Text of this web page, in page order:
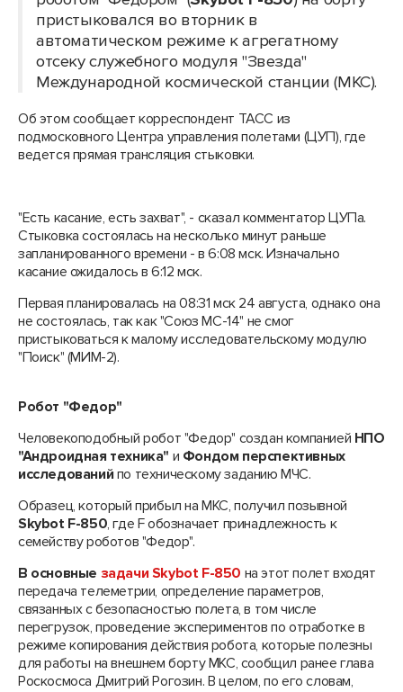
пристыковался во вторник в
автоматическом режиме к агрегатному
отсеку служебного модуля "Звезда"
Международной космической станции (МКС).
Об этом сообщает корреспондент ТАСС из
подмосковного Центра управления полетами (ЦУП), где
ведется прямая трансляция стыковки.
"Есть касание, есть захват", - сказал комментатор ЦУПа.
Стыковка состоялась на несколько минут раньше
запланированного времени - в 6:08 мск. Изначально
касание ожидалось в 6:12 мск.
Первая планировалась на 08:31 мск 24 августа, однако она
не состоялась, так как "Союз МС-14" не смог
пристыковаться к малому исследовательскому модулю
"Поиск" (МИМ-2).
Робот "Федор"
Человекоподобный робот "Федор" создан компанией НПО
"Андроидная техника" и Фондом перспективных
исследований по техническому заданию МЧС.
Образец, который прибыл на МКС, получил позывной
Skybot F-850, где F обозначает принадлежность к
семейству роботов "Федор".
В основные задачи Skybot F-850 на этот полет входят
передача телеметрии, определение параметров,
связанных с безопасностью полета, в том числе
перегрузок, проведение экспериментов по отработке в
режиме копирования действия робота, которые полезны
для работы на внешнем борту МКС, сообщил ранее глава
Роскосмоса Дмитрий Рогозин. В целом, по его словам,